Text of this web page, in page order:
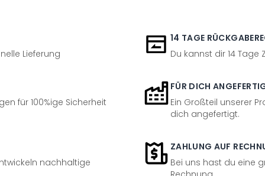
Lieferung
14 TAGE
Du kannst dir 14
für 100%ige Sicherheit
FÜR DICH
Ein Großteil unserer
dich angefertigt.
nachhaltige
ZAHLUNG AUF
Bei uns hast du eine